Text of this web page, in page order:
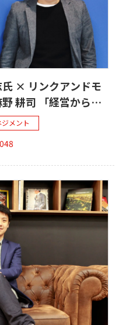
氏 × リンクアンドモ
耕司 「経営から
ジメント